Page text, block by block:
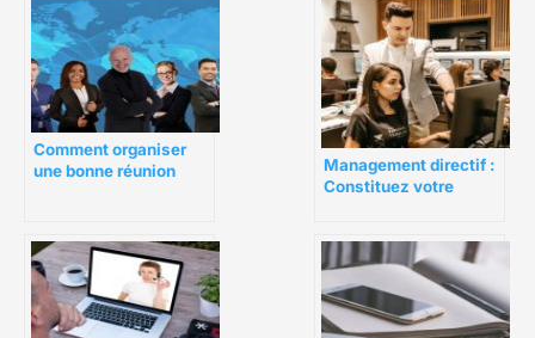
Comment organiser
une bonne réunion
Management directif :
Constituez votre